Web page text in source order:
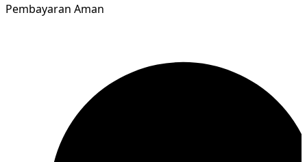
Pembayaran Aman